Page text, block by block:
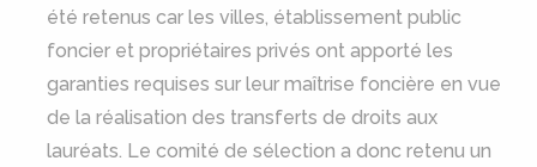
été retenus car les villes, établissement public
foncier et propriétaires privés ont apporté les
garanties requises sur leur maîtrise foncière en vue
de la réalisation des transferts de droits aux
lauréats. Le comité de sélection a donc retenu un